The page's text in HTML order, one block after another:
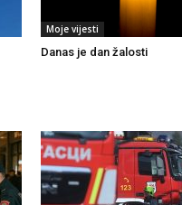
Moje vijesti
Danas je dan žalosti